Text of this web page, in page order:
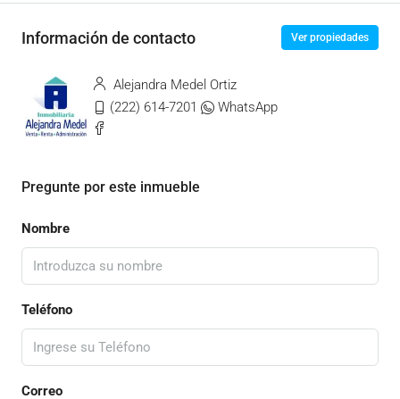
Información de contacto Ver propiedades
Alejandra Medel Ortiz
(222) 614-7201
WhatsApp
Pregunte por este inmueble
Nombre
Teléfono
Correo